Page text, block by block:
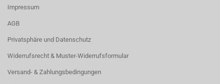
Impressum
AGB
Privatsphäre und Datenschutz
Widerrufsrecht & Muster-Widerrufsformular
Versand- & Zahlungsbedingungen